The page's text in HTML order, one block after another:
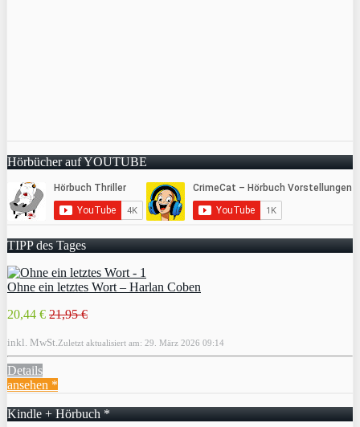
Hörbücher auf YOUTUBE
TIPP des Tages
Ohne ein letztes Wort – Harlan Coben
20,44 € 21,95 €
inkl. MwSt. Zuletzt aktualisiert am: 29. März 2026 09:14
Details
ansehen *
Kindle + Hörbuch *